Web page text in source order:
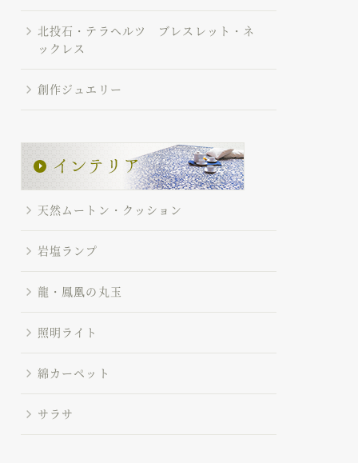
北投石・テラヘルツ ブレスレット・ネ
ックレス
創作ジュエリー
天然ムートン・クッション
岩塩ランプ
龍・鳳凰の丸玉
照明ライト
綿カーペット
サラサ